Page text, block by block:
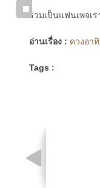
ร่วมเป็นแฟนเพจเ
อ่านเรื่อง : ดวงอา
Tags :